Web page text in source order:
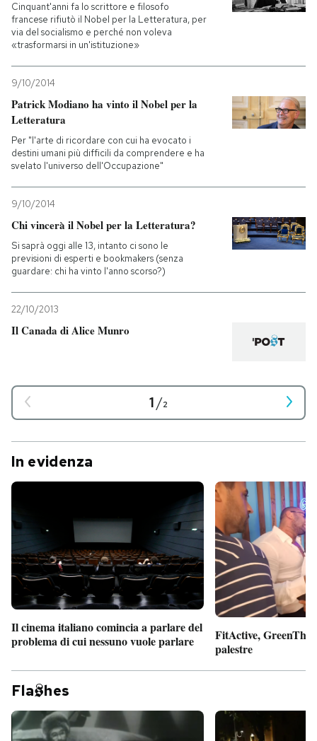
Cinquant'anni fa lo scrittore e filosofo
francese rifiutò il Nobel per la Letteratura, per
via del socialismo e perché non voleva
«trasformarsi in un'istituzione»
9/10/2014
Patrick Modiano ha vinto il Nobel per la
Letteratura
Per "l'arte di ricordare con cui ha evocato i
destini umani più difficili da comprendere e ha
svelato l'universo dell'Occupazione"
9/10/2014
Chi vincerà il Nobel per la Letteratura?
Si saprà oggi alle 13, intanto ci sono le
previsioni di esperti e bookmakers (senza
guardare: chi ha vinto l'anno scorso?)
22/10/2013
Il Canada di Alice Munro
1/2
In evidenza
Il cinema italiano comincia a parlare del
problema di cui nessuno vuole parlare
FitActive,
palestre
Fla hes